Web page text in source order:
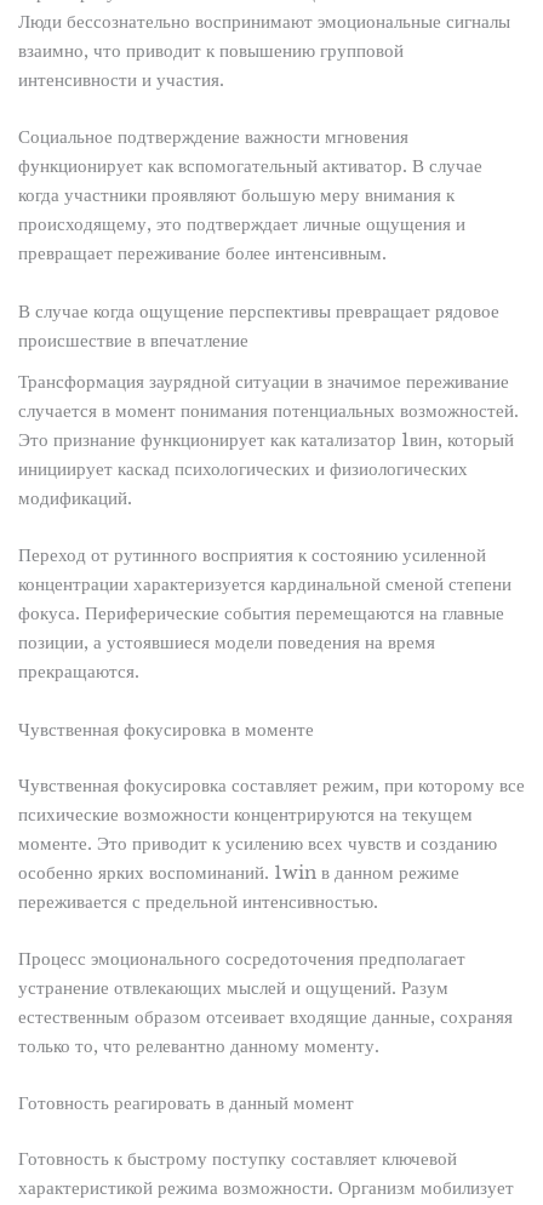
Люди бессознательно воспринимают эмоциональные сигналы
взаимно, что приводит к повышению групповой
интенсивности и участия.
Социальное подтверждение важности мгновения
функционирует как вспомогательный активатор. В случае
когда участники проявляют большую меру внимания к
происходящему, это подтверждает личные ощущения и
превращает переживание более интенсивным.
В случае когда ощущение перспективы превращает рядовое
происшествие в впечатление
Трансформация заурядной ситуации в значимое переживание
случается в момент понимания потенциальных возможностей.
Это признание функционирует как катализатор 1вин, который
инициирует каскад психологических и физиологических
модификаций.
Переход от рутинного восприятия к состоянию усиленной
концентрации характеризуется кардинальной сменой степени
фокуса. Периферические события перемещаются на главные
позиции, а устоявшиеся модели поведения на время
прекращаются.
Чувственная фокусировка в моменте
Чувственная фокусировка составляет режим, при которому все
психические возможности концентрируются на текущем
моменте. Это приводит к усилению всех чувств и созданию
особенно ярких воспоминаний. 1win в данном режиме
переживается с предельной интенсивностью.
Процесс эмоционального сосредоточения предполагает
устранение отвлекающих мыслей и ощущений. Разум
естественным образом отсеивает входящие данные, сохраняя
только то, что релевантно данному моменту.
Готовность реагировать в данный момент
Готовность к быстрому поступку составляет ключевой
характеристикой режима возможности. Организм мобилизует